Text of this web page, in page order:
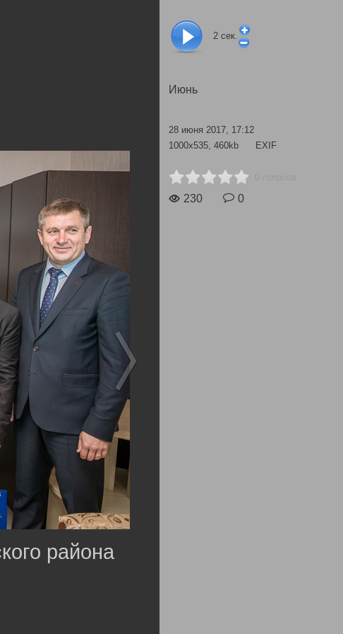
2 сек.
Июнь
28 июня 2017, 17:12
1000x535, 460kb
EXIF
230 0
района